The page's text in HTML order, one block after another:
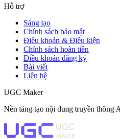
Hỗ trợ
Sáng tạo
Chính sách bảo mật
Điều khoản & Điều kiện
Chính sách hoàn tiền
Điều khoản đăng ký
Bài viết
Liên hệ
UGC Maker
Nền tảng tạo nội dung truyền thông